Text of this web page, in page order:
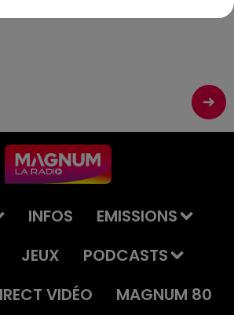
INFOS
EMISSIONS
JEUX
PODCASTS
VIDÉO MAGNUM 80